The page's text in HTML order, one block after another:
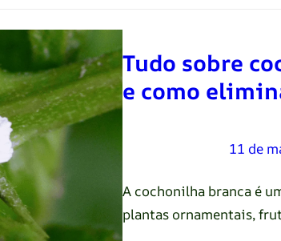
Tudo sobre
e como
11 de
A cochonilha branca é
plantas ornamentais,